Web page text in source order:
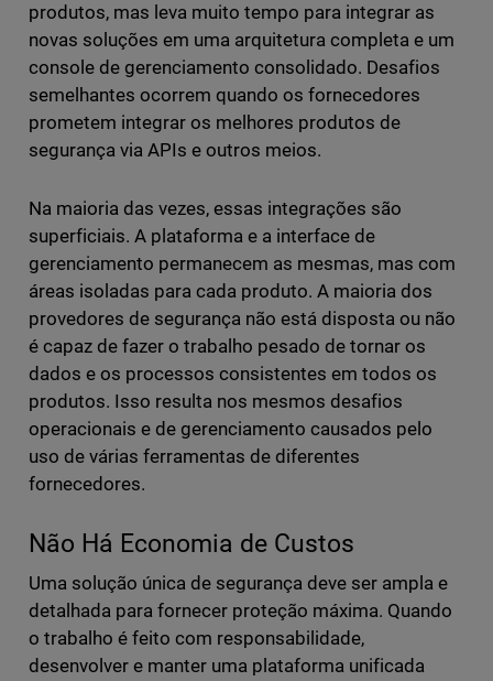
produtos, mas leva muito tempo para integrar as
novas soluções em uma arquitetura completa e um
console de gerenciamento consolidado. Desafios
semelhantes ocorrem quando os fornecedores
prometem integrar os melhores produtos de
segurança via APIs e outros meios.
Na maioria das vezes, essas integrações são
superficiais. A plataforma e a interface de
gerenciamento permanecem as mesmas, mas com
áreas isoladas para cada produto. A maioria dos
provedores de segurança não está disposta ou não
é capaz de fazer o trabalho pesado de tornar os
dados e os processos consistentes em todos os
produtos. Isso resulta nos mesmos desafios
operacionais e de gerenciamento causados pelo
uso de várias ferramentas de diferentes
fornecedores.
Não Há Economia de Custos
Uma solução única de segurança deve ser ampla e
detalhada para fornecer proteção máxima. Quando
o trabalho é feito com responsabilidade,
desenvolver e manter uma plataforma unificada